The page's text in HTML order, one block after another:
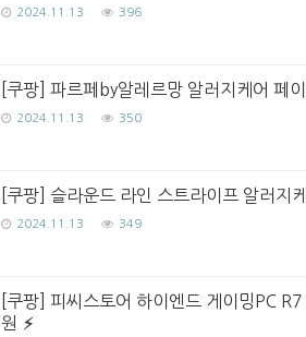
2024.11.13 396
[쿠팡] 파르페by알레르망 알러지케어 페
2024.11.13 350
[쿠팡] 슬라운드 라인 스트라이프 알러지
2024.11.13 349
[쿠팡] 피씨스토어 하이엔드 게이밍PC
원